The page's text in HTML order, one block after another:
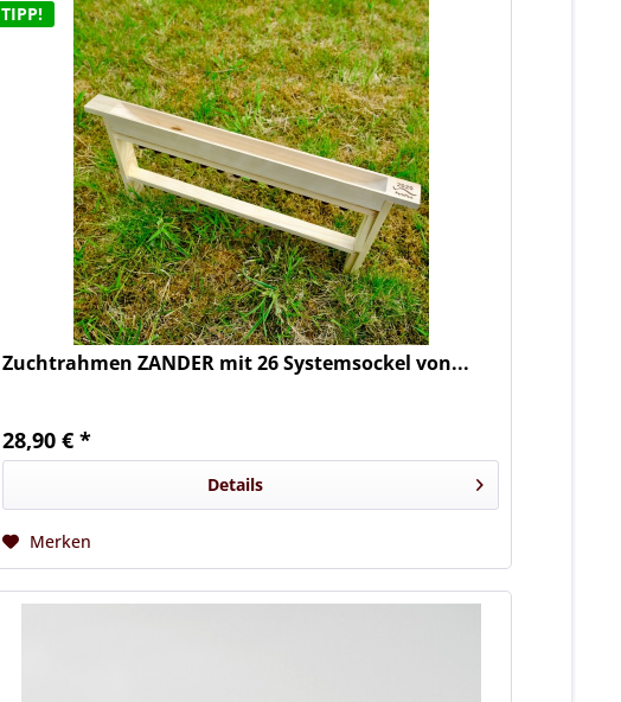
TIPP!
Zuchtrahmen ZANDER mit 26 Systemsockel von...
28,90 € *
Details
Merken